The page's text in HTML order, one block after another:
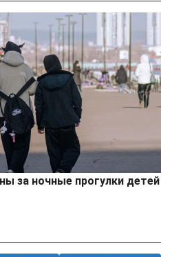
за ночные прогулки детей